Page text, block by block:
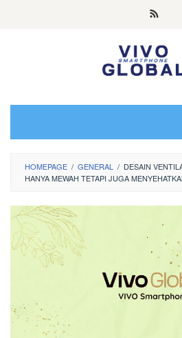
HOMEPAGE / GENERAL / DESAIN
HANYA MEWAH TETAPI JUGA